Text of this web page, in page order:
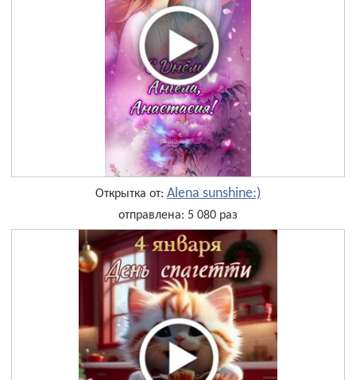
Открытка от: Alena sunshine:)
отправлена: 5 080 раз